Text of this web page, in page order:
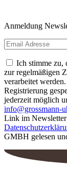
Anmeldung
Ich stimme zu,
zur regelmäßigen
verarbeitet
Registrierung
jederzeit möglich
info@grossmann-
Link im
GMBH gelesen